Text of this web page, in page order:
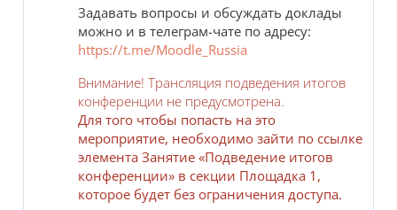
Задавать вопросы и обсуждать доклады
можно и в телеграм-чате по адресу:
https://t.me/Moodle_Russia
Внимание! Трансляция подведения итогов
конференции не предусмотрена.
Для того чтобы попасть на это
мероприятие, необходимо зайти по ссылке
элемента Занятие «Подведение итогов
конференции» в секции Площадка 1,
которое будет без ограничения доступа.